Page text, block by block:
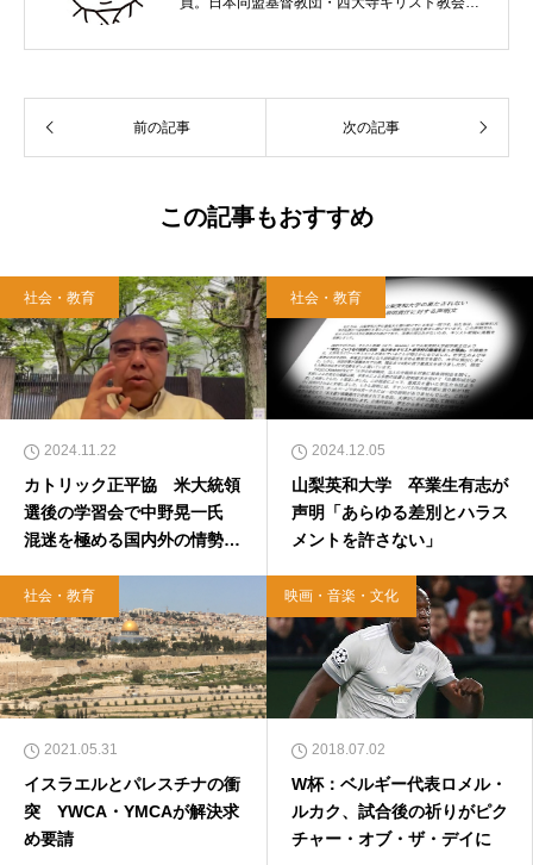
れ。関西学院大学社会学部卒業。９０年代、い
て、雜賀編集工房として独立。
前の記事 次の記事
この記事もおすすめ
社会・教育
2024.11.22
カトリック正平協 米大統領
選後の学習会で中野晃一氏
混迷を極める国内外の情勢を
社会・教育
2024.12.05
山梨英和大学 卒業生有志が
声明「あらゆる差別とハラス
メントを許さない」
社会・教育
2021.05.31
イスラエルとパレスチナの衝
突 YWCA・YMCAが解決求
め要請
映画・音楽・文化
2018.07.02
W杯：ベルギー代表ロメル・
ルカク、試合後の祈りがピク
チャー・オブ・ザ・デイに